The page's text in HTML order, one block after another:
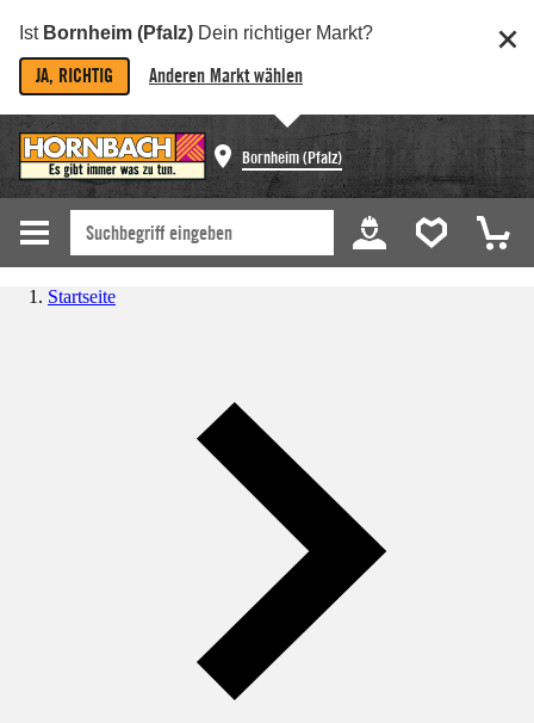
Ist Bornheim (Pfalz) Dein richtiger Markt?
JA, RICHTIG Anderen Markt wählen
Bornheim (Pfalz)
Startseite